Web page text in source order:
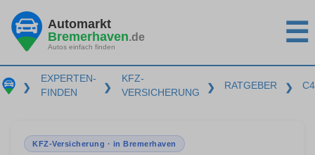
Automarkt
Bremerhaven.de
Autos einfach finden ☰
❯
EXPERTEN-
FINDEN
❯
KFZ-
VERSICHERUNG
❯ RATGEBER ❯
KFZ-Versicherung · in Bremerhaven